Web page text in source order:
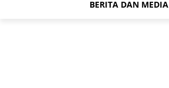
BERITA DAN MEDIA